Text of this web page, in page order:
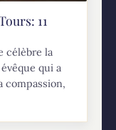
11
célèbre la
qui a
compassion,